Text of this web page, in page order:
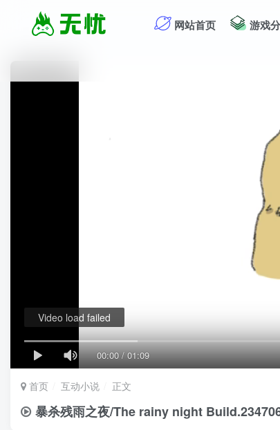
网站首页 游戏
00:00/01:09
Video load failed
首页 互动小说 正文
暴杀残雨之夜/The rainy night